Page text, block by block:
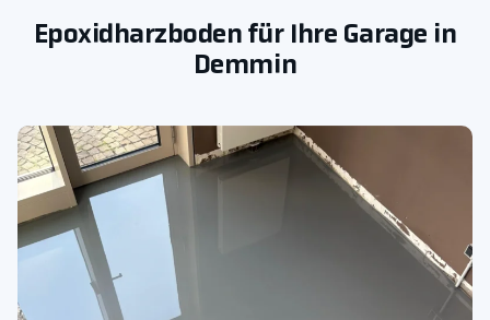
Epoxidharzboden für Ihre Garage in
Demmin